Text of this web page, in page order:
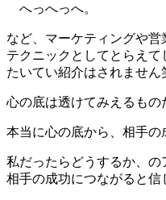
へっへっへ。
など、マーケティングや営
テクニックとしてとらえて
たいてい紹介はされません
心の底は透けてみえるもの
本当に心の底から、相手の
私だったらどうするか、の
相手の成功につながると信